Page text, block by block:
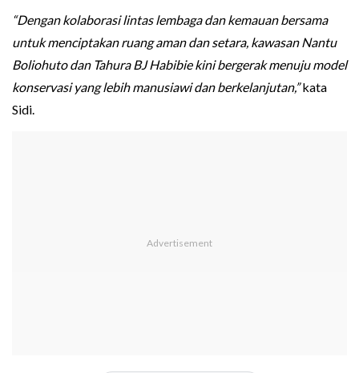
“Dengan kolaborasi lintas lembaga dan kemauan bersama
untuk menciptakan ruang aman dan setara, kawasan Nantu
Boliohuto dan Tahura BJ Habibie kini bergerak menuju model
konservasi yang lebih manusiawi dan berkelanjutan,”kata
Sidi.